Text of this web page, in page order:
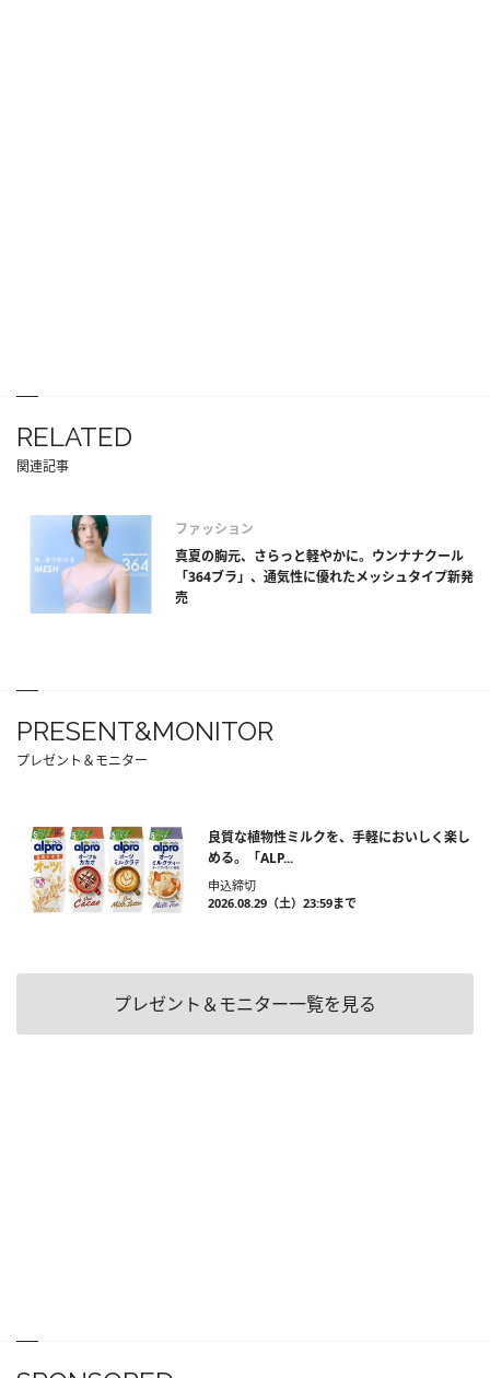
RELATED
関連記事
ファッション
真夏の胸元、さらっと軽やかに。ウンナナクール
「364ブラ」、通気性に優れたメッシュタイプ新発
売
PRESENT&MONITOR
プレゼント＆モニター
良質な植物性ミルクを、手軽においしく楽し
める。「ALP...
申込締切
2026.08.29（土）23:59まで
プレゼント＆モニター一覧を見る